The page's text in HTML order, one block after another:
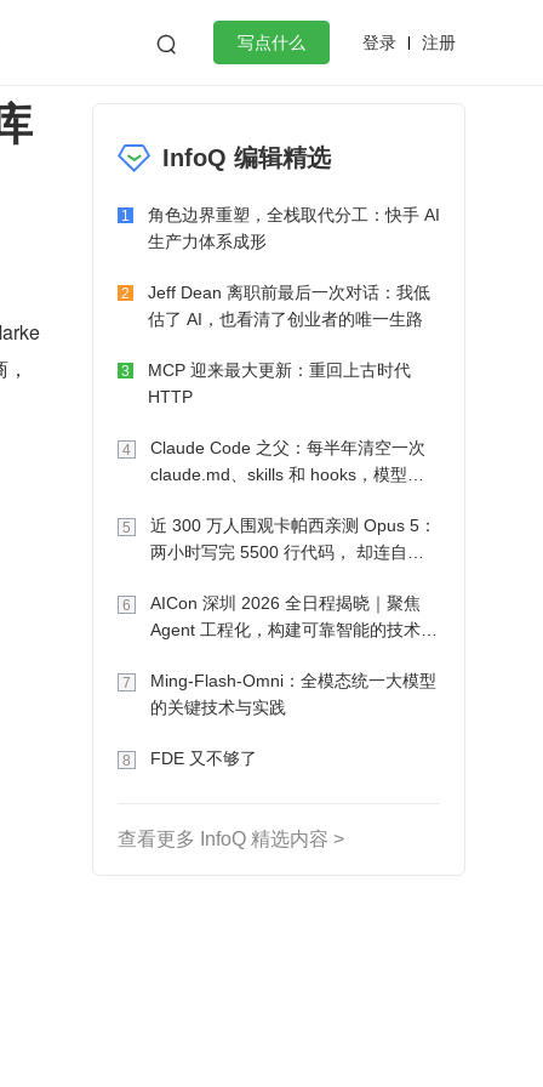
 写点什么 登录 注册
作
微服务架构 flutter
InfoQ 编辑精选
1
角色边界重塑，全栈取代分工：快手 AI
生产力体系成形
2
Jeff Dean 离职前最后一次对话：我低
估了 AI，也看清了创业者的唯一生路
3
MCP 迎来最大更新：重回上古时代
HTTP
4
Claude Code 之父：每半年清空一次
claude.md、skills 和 hooks，模型自
5
近 300 万人围观卡帕西亲测 Opus 5：
两小时写完 5500 行代码， 却连自己
6
AICon 深圳 2026 全日程揭晓｜聚焦
Agent 工程化，构建可靠智能的技术路
7
Ming-Flash-Omni：全模态统一大模型
的关键技术与实践
8 FDE 又不够了
查看更多 InfoQ 精选内容 >